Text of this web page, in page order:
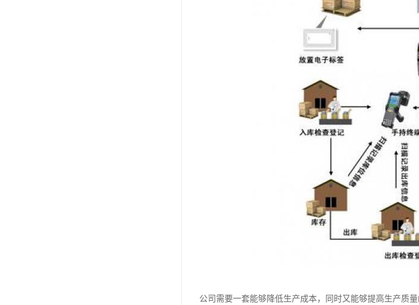
公司需要一套能够降低生产成本，同时又能够提高生产质